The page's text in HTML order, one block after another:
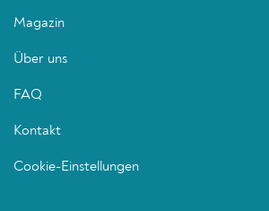
Magazin
Über uns
FAQ
Kontakt
Cookie-Einstellungen